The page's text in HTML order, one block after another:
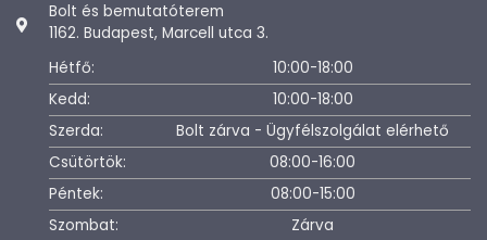
Bolt és bemutatóterem
1162. Budapest, Marcell utca 3.
Hétfő:
10:00-18:00
Kedd:
10:00-18:00
Szerda:
Bolt zárva - Ügyfélszolgálat elérhető
Csütörtök:
08:00-16:00
Péntek:
08:00-15:00
Szombat:
Zárva